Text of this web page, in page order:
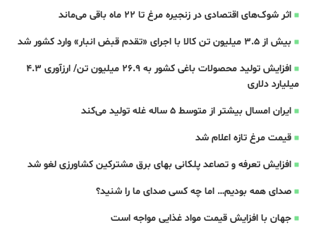
اثر شوک‌های اقتصادی در زنجیره مرغ تا 22 ماه باقی می‌ماند
بیش از ۳.۵ میلیون تن کالا با اجرای «تقدم قبض انبار» وارد کشور شد
افزایش تولید محصولات باغی کشور به ۲۶.۹ میلیون تن/ ارزآوری ۴.۳
میلیارد دلاری
ایران امسال بیشتر از متوسط 5 ساله غله تولید می‌کند
قیمت مرغ تازه اعلام شد
افزایش تعرفه و تصاعد پلکانی بهای برق مشترکین کشاورزی لغو شد
صدای همه بودیم… اما چه کسی صدای ما را شنید؟
جهان با افزایش قیمت مواد غذایی مواجه است